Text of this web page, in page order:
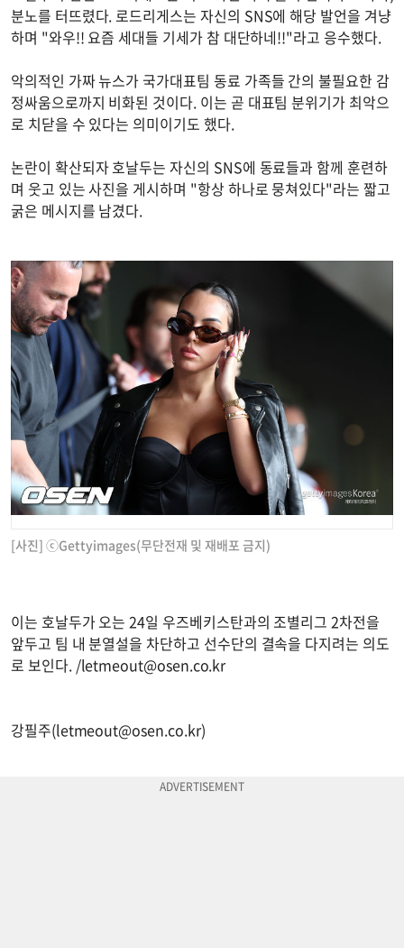
분노를 터뜨렸다. 로드리게스는 자신의 SNS에 해당 발언을 겨냥
하며 "와우!! 요즘 세대들 기세가 참 대단하네!!"라고 응수했다.
악의적인 가짜 뉴스가 국가대표팀 동료 가족들 간의 불필요한 감
정싸움으로까지 비화된 것이다. 이는 곧 대표팀 분위기가 최악으
로 치닫을 수 있다는 의미이기도 했다.
논란이 확산되자 호날두는 자신의 SNS에 동료들과 함께 훈련하
며 웃고 있는 사진을 게시하며 "항상 하나로 뭉쳐있다"라는 짧고
굵은 메시지를 남겼다.
[사진] ⓒGettyimages(무단전재 및 재배포 금지)
이는 호날두가 오는 24일 우즈베키스탄과의 조별리그 2차전을
앞두고 팀 내 분열설을 차단하고 선수단의 결속을 다지려는 의도
로 보인다. /letmeout@osen.co.kr
강필주(letmeout@osen.co.kr)